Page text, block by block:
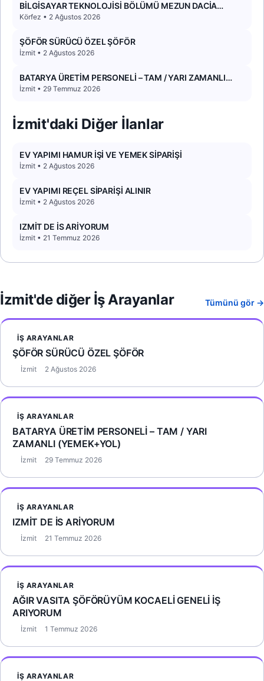
BİLGİSAYAR TEKNOLOJİSİ BÖLÜMÜ MEZUN DACİA
DOKKER 2017 PANELVAN ARACIM VAR
Körfez • 2 Ağustos 2026
ŞÖFÖR SÜRÜCÜ ÖZEL ŞÖFÖR
İzmit • 2 Ağustos 2026
BATARYA ÜRETİM PERSONELİ – TAM / YARI ZAMANLI
(YEMEK+YOL)
İzmit • 29 Temmuz 2026
İzmit'daki Diğer İlanlar
EV YAPIMI HAMUR İŞİ VE YEMEK SİPARİŞİ
İzmit • 2 Ağustos 2026
EV YAPIMI REÇEL SİPARİŞİ ALINIR
İzmit • 2 Ağustos 2026
IZMİT DE İS ARİYORUM
İzmit • 21 Temmuz 2026
İzmit'de diğer İş Arayanlar Tümünü gör →
İŞ ARAYANLAR
ŞÖFÖR SÜRÜCÜ ÖZEL ŞÖFÖR
İzmit 2 Ağustos 2026
İŞ ARAYANLAR
BATARYA ÜRETİM PERSONELİ – TAM / YARI
ZAMANLI (YEMEK+YOL)
İzmit 29 Temmuz 2026
İŞ ARAYANLAR
IZMİT DE İS ARİYORUM
İzmit 21 Temmuz 2026
İŞ ARAYANLAR
AĞIR VASITA ŞÖFÖRÜYÜM KOCAELİ GENELİ İŞ
ARIYORUM
İzmit 1 Temmuz 2026
İŞ ARAYANLAR